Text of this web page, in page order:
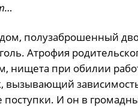
полузаброшенный
Атрофия
нищета при обилии
вызывающий
поступки. И он в